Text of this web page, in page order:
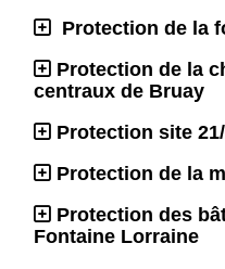
Protection de la
Protection de la
centraux de Bruay
Protection site
Protection de la
Protection des
Fontaine Lorraine